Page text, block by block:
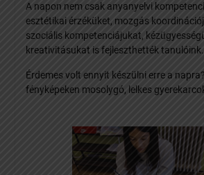
A napon nem csak anyanyelvi
esztétikai érzéküket, mozgás
szociális kompetenciájukat,
kreativitásukat is fejleszthették tanulóink.
Érdemes volt ennyit készülni erre a
fényképeken mosolygó, lelkes